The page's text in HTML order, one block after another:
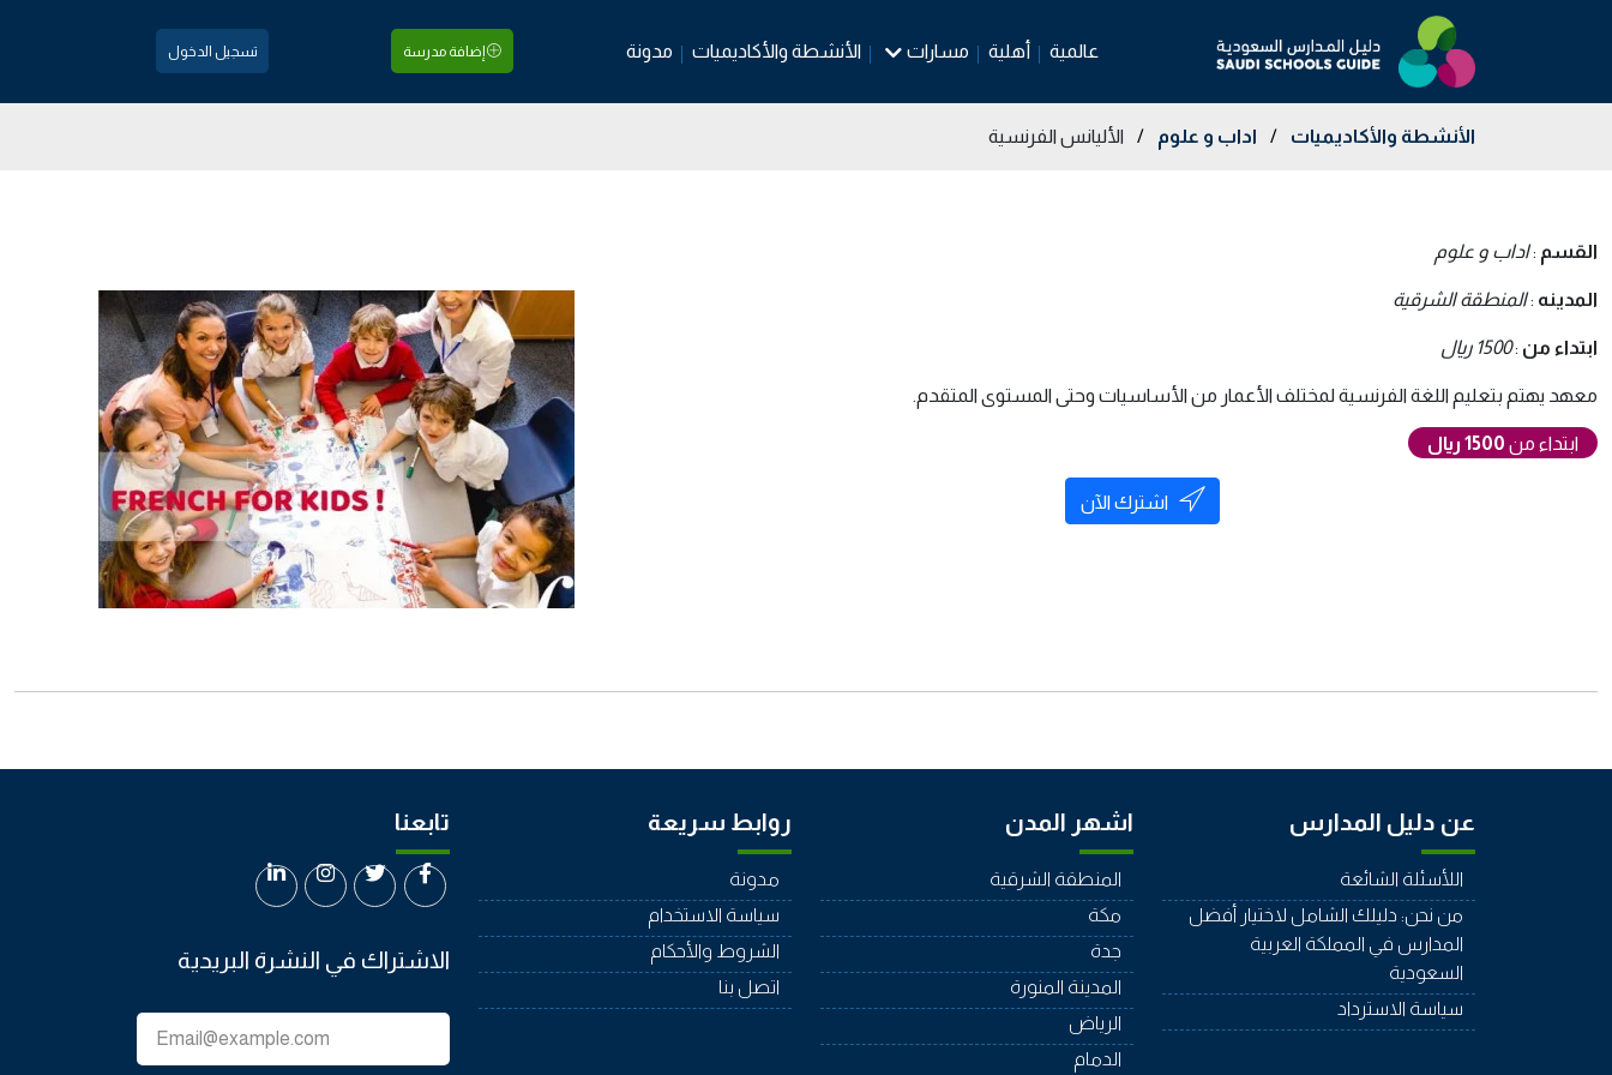
عالمية أهلية مسارات الأنشطة والأكاديميات مدونة إضافة مدرسة تسجيل الدخول
الأنشطة والأكاديميات / اداب و علوم / الأليانس الفرنسية
القسم :اداب و علوم
المدينه :المنطقة الشرقية
ابتداء من :1500 ريال
معهد يهتم بتعليم اللغة الفرنسية لمختلف الأعمار من الأساسيات وحتى المستوى المتقدم.
ابتداء من 1500 ريال
اشترك الآن
عن دليل المدارس
اللأسئلة الشائعة
من نحن: دليلك الشامل لاختيار أفضل
المدارس في المملكة العربية
السعودية
سياسة الاسترداد
اشهر المدن
المنطقة الشرقية
مكة
جدة
المدينة المنورة
الرياض
الدمام
روابط سريعة
مدونة
سياسة الاستخدام
الشروط والأحكام
اتصل بنا
تابعنا
الاشتراك في النشرة البريدية